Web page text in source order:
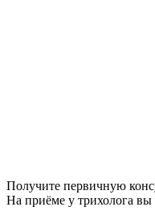
Получите первичную
На приёме у трихолога вы